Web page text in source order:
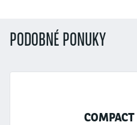
PODOBNÉ PONUKY
COMPACT